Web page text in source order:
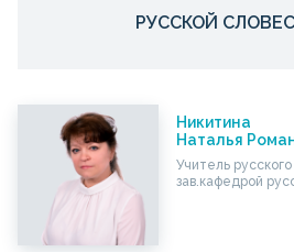
РУССКОЙ
Никитина
Наталья
Учитель
зав.кафедрой